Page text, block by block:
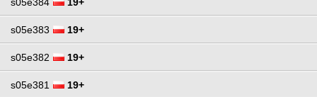
s05e383 19+
s05e382 19+
s05e381 19+